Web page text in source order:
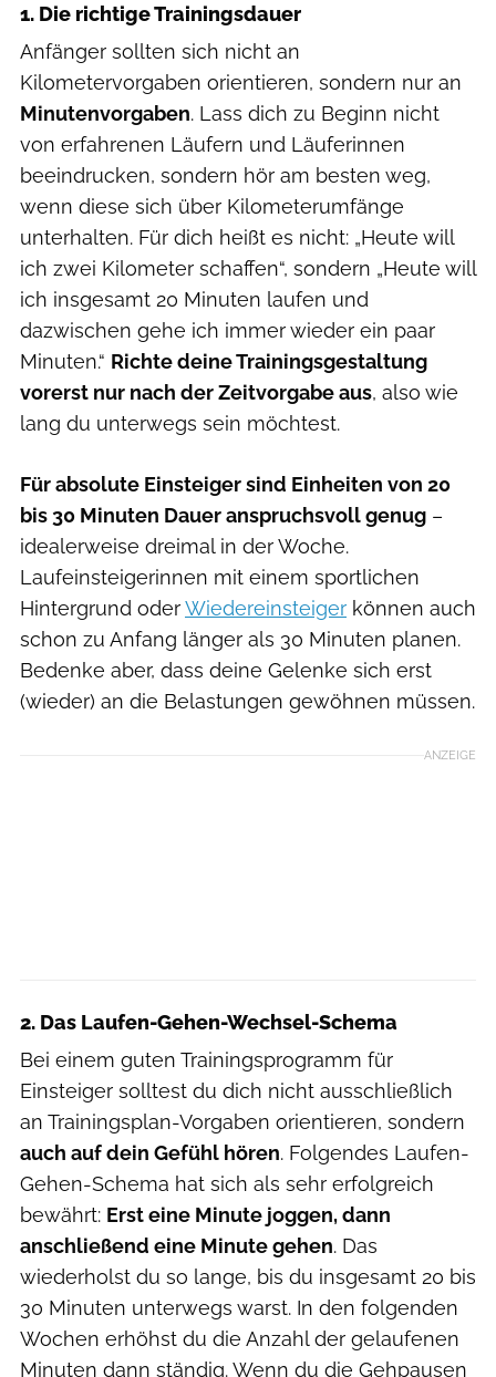
1. Die richtige Trainingsdauer
Anfänger sollten sich nicht an
Kilometervorgaben orientieren, sondern nur an
Minutenvorgaben. Lass dich zu Beginn nicht
von erfahrenen Läufern und Läuferinnen
beeindrucken, sondern hör am besten weg,
wenn diese sich über Kilometerumfänge
unterhalten. Für dich heißt es nicht: „Heute will
ich zwei Kilometer schaffen“, sondern „Heute will
ich insgesamt 20 Minuten laufen und
dazwischen gehe ich immer wieder ein paar
Minuten.“ Richte deine Trainingsgestaltung
vorerst nur nach der Zeitvorgabe aus, also wie
lang du unterwegs sein möchtest.
Für absolute Einsteiger sind Einheiten von 20
bis 30 Minuten Dauer anspruchsvoll genug –
idealerweise dreimal in der Woche.
Laufeinsteigerinnen mit einem sportlichen
Hintergrund oderWiedereinsteiger können auch
schon zu Anfang länger als 30 Minuten planen.
Bedenke aber, dass deine Gelenke sich erst
(wieder) an die Belastungen gewöhnen müssen.
ANZEIGE
2. Das Laufen-Gehen-Wechsel-Schema
Bei einem guten Trainingsprogramm für
Einsteiger solltest du dich nicht ausschließlich
an Trainingsplan-Vorgaben orientieren, sondern
auch auf dein Gefühl hören. Folgendes Laufen-
Gehen-Schema hat sich als sehr erfolgreich
bewährt: Erst eine Minute joggen, dann
anschließend eine Minute gehen. Das
wiederholst du so lange, bis du insgesamt 20 bis
30 Minuten unterwegs warst. In den folgenden
Wochen erhöhst du die Anzahl der gelaufenen
Minuten dann ständig. Wenn du die Gehpausen